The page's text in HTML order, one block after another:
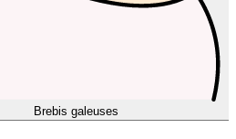
Brebis galeuses